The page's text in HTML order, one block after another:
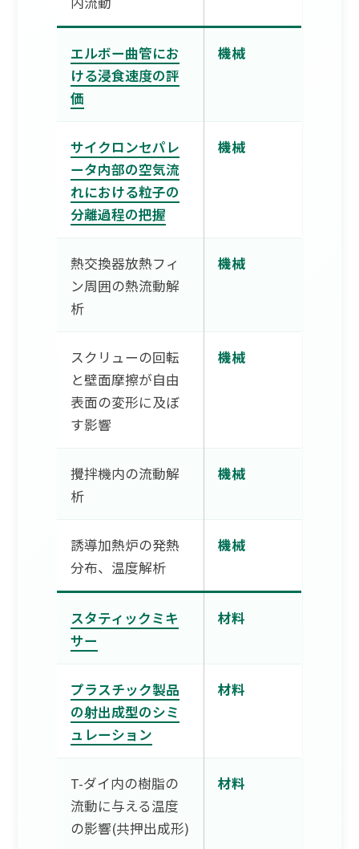
エルボー曲管にお
ける浸食速度の評
価
機械
サイクロンセパレ
ータ内部の空気流
れにおける粒子の
分離過程の把握
機械
熱交換器放熱フィ
ン周囲の熱流動解
析
機械
スクリューの回転
と壁面摩擦が自由
表面の変形に及ぼ
す影響
機械
攪拌機内の流動解
析
機械
誘導加熱炉の発熱
分布、温度解析
機械
スタティックミキ
サー
材料
プラスチック製品
の射出成型のシミ
ュレーション
材料
T-ダイ内の樹脂の
流動に与える温度
の影響(共押出成形)
材料